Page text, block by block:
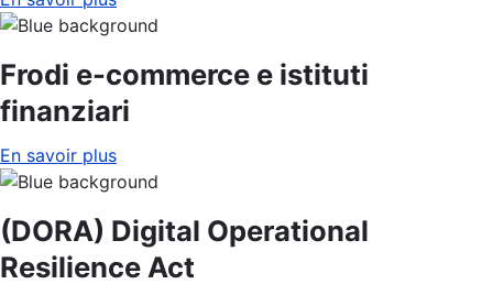
Frodi e-commerce e istituti
finanziari
En savoir plus
(DORA) Digital Operational
Resilience Act